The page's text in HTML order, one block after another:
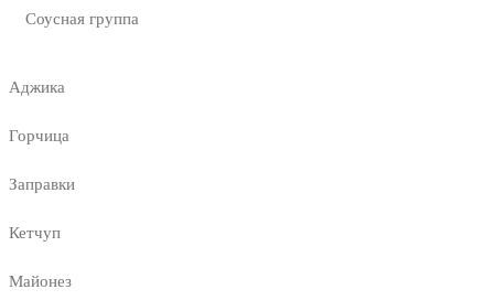
Соусная группа
Аджика
Горчица
Заправки
Кетчуп
Майонез